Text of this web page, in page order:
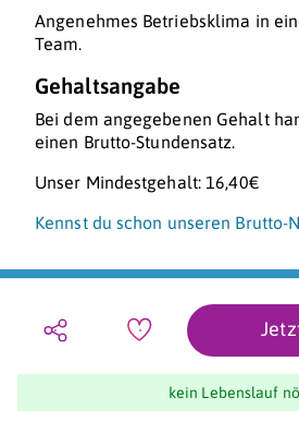
Angenehmes Betriebsklima in
Team.
Gehaltsangabe
Bei dem angegebenen Gehalt
einen Brutto-Stundensatz.
Unser Mindestgehalt: 16,40€
Kennst du schon unseren Brutto-
kein Lebenslauf